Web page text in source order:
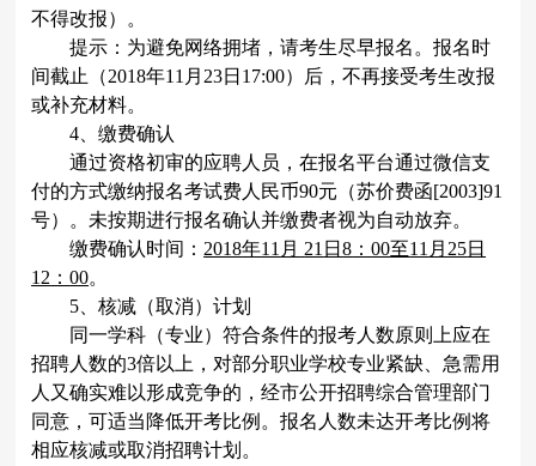
不得改报）。
提示：为避免网络拥堵，请考生尽早报名。报名时
间截止（2018年11 月 23日 17:00）后，不再接受考生改报
或补充材料。
4 、缴费确认
通过资格初审的应聘人员，在报名平台通过微信支
付的方式缴纳报名考试费人民币90元（苏价费函[2003]91
号）。未按期进行报名确认并缴费者视为自动放弃。
缴费确认时间： 2018年11 月 21 日8 ：00至11 月 25日
12 ：00。
5 、核减（取消）计划
同一学科（专业）符合条件的报考人数原则上应在
招聘人数的3倍以上，对部分职业学校专业紧缺、急需用
人又确实难以形成竞争的，经市公开招聘综合管理部门
同意，可适当降低开考比例。报名人数未达开考比例将
相应核减或取消招聘计划。